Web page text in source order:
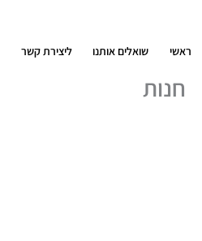
ראשי שואלים אותנו ליצירת קשר
חנות